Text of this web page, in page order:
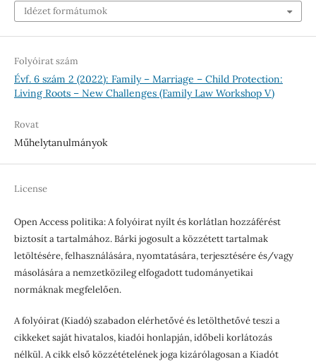
Idézet formátumok
Folyóirat szám
Évf. 6 szám 2 (2022): Family – Marriage – Child Protection:
Living Roots – New Challenges (Family Law Workshop V)
Rovat
Műhelytanulmányok
License
Open Access politika: A folyóirat nyílt és korlátlan hozzáférést
biztosít a tartalmához. Bárki jogosult a közzétett tartalmak
letöltésére, felhasználására, nyomtatására, terjesztésére és/vagy
másolására a nemzetközileg elfogadott tudományetikai
normáknak megfelelően.
A folyóirat (Kiadó) szabadon elérhetővé és letölthetővé teszi a
cikkeket saját hivatalos, kiadói honlapján, időbeli korlátozás
nélkül. A cikk első közzétételének joga kizárólagosan a Kiadót